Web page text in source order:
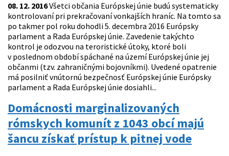
08. 12. 2016Všetci občania Európskej únie budú systematicky
kontrolovaní pri prekračovaní vonkajších hraníc. Na tomto sa
po takmer pol roku dohodli 5. decembra 2016 Európsky
parlament a Rada Európskej únie. Zavedenie takýchto
kontrol je odozvou na teroristické útoky, ktoré boli
v poslednom období spáchané na území Európskej únie jej
občanmi (tzv. zahraničnými bojovníkmi). Uvedené opatrenie
má posilniť vnútornú bezpečnosť Európskej únie Európsky
parlament a Rada Európskej únie dosiahli...
Domácnosti marginalizovaných
rómskych komunít z 1043 obcí majú
šancu získať prístup k pitnej vode